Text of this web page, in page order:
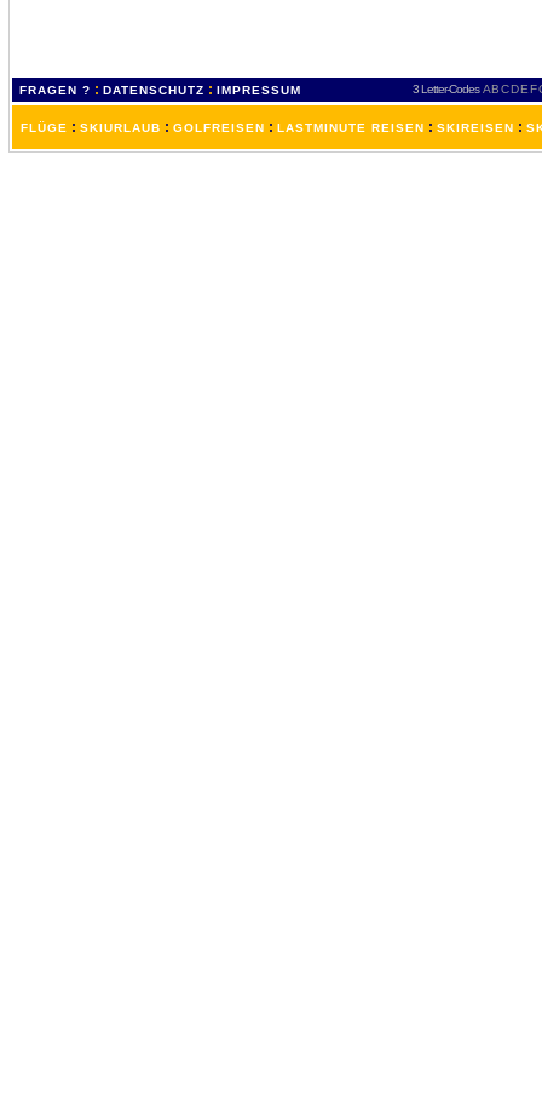
FRAGEN ? : DATENSCHUTZ : IMPRESSUM 3 Letter-Codes ABCDEF
FLÜGE : SKIURLAUB : GOLFREISEN : LASTMINUTE REISEN : SKIREISEN :